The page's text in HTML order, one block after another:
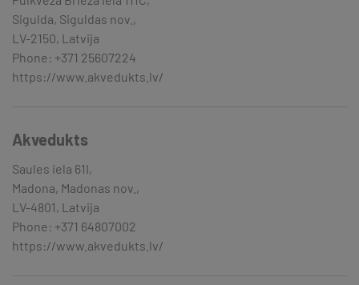
Sigulda, Siguldas nov.,
LV-2150, Latvija
Phone: +371 25607224
https://www.akvedukts.lv/
Akvedukts
Saules iela 61I,
Madona, Madonas nov.,
LV-4801, Latvija
Phone: +371 64807002
https://www.akvedukts.lv/